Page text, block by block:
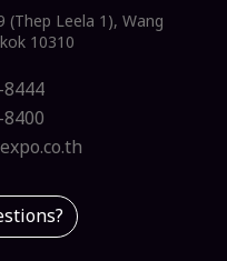
(Thep Leela 1), Wang
10310